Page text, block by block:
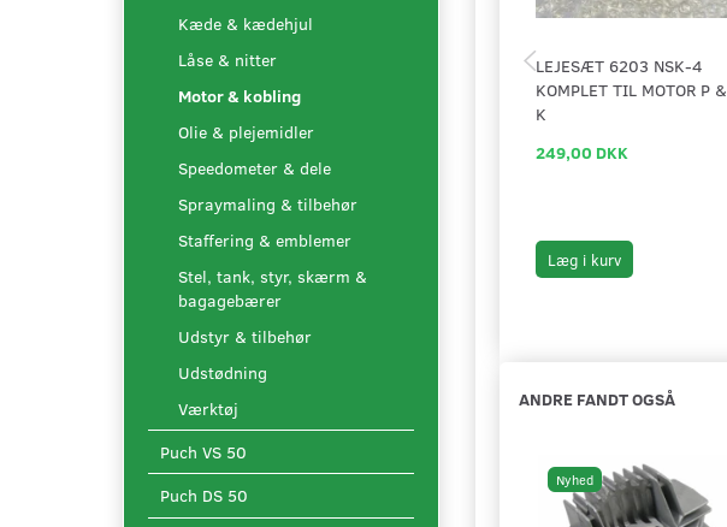
Kæde & kædehjul
Låse & nitter
Motor & kobling
Olie & plejemidler
Speedometer & dele
Spraymaling & tilbehør
Staffering & emblemer
Stel, tank, styr, skærm &
bagagebærer
Udstyr & tilbehør
Udstødning
Værktøj
Puch VS 50
Puch DS 50
LEJESÆT 6203 NSK-4
KOMPLET TIL MOTOR P &
K
249,00 DKK
Læg i kurv
ANDRE FANDT OGSÅ
Nyhed